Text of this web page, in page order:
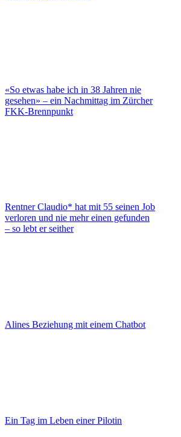
«So etwas habe ich in 38 Jahren nie
gesehen» – ein Nachmittag im Zürcher
FKK-Brennpunkt
Rentner Claudio* hat mit 55 seinen Job
verloren und nie mehr einen gefunden
– so lebt er seither
Alines Beziehung mit einem Chatbot
Ein Tag im Leben einer Pilotin